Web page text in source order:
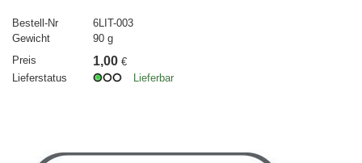
Bestell-Nr
6LIT-003
Gewicht
90 g
Preis
1,00 €
Lieferstatus
Lieferbar